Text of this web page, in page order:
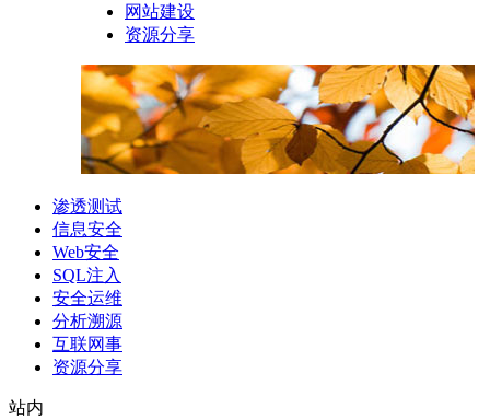
网站建设
资源分享
渗透测试
信息安全
Web安全
SQL注入
安全运维
分析溯源
互联网事
资源分享
站内